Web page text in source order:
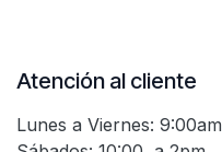
Atención al cliente
Lunes a Viernes: